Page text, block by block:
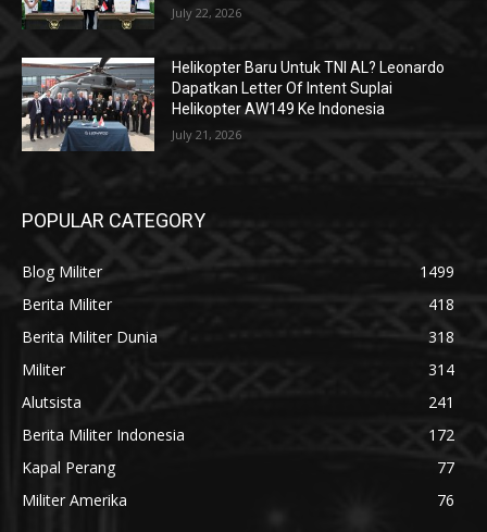
July 22, 2026
Helikopter Baru Untuk TNI AL? Leonardo
Dapatkan Letter Of Intent Suplai
Helikopter AW149 Ke Indonesia
July 21, 2026
POPULAR CATEGORY
Blog Militer
1499
Berita Militer
418
Berita Militer Dunia
318
Militer
314
Alutsista
241
Berita Militer Indonesia
172
Kapal Perang
77
Militer Amerika
76